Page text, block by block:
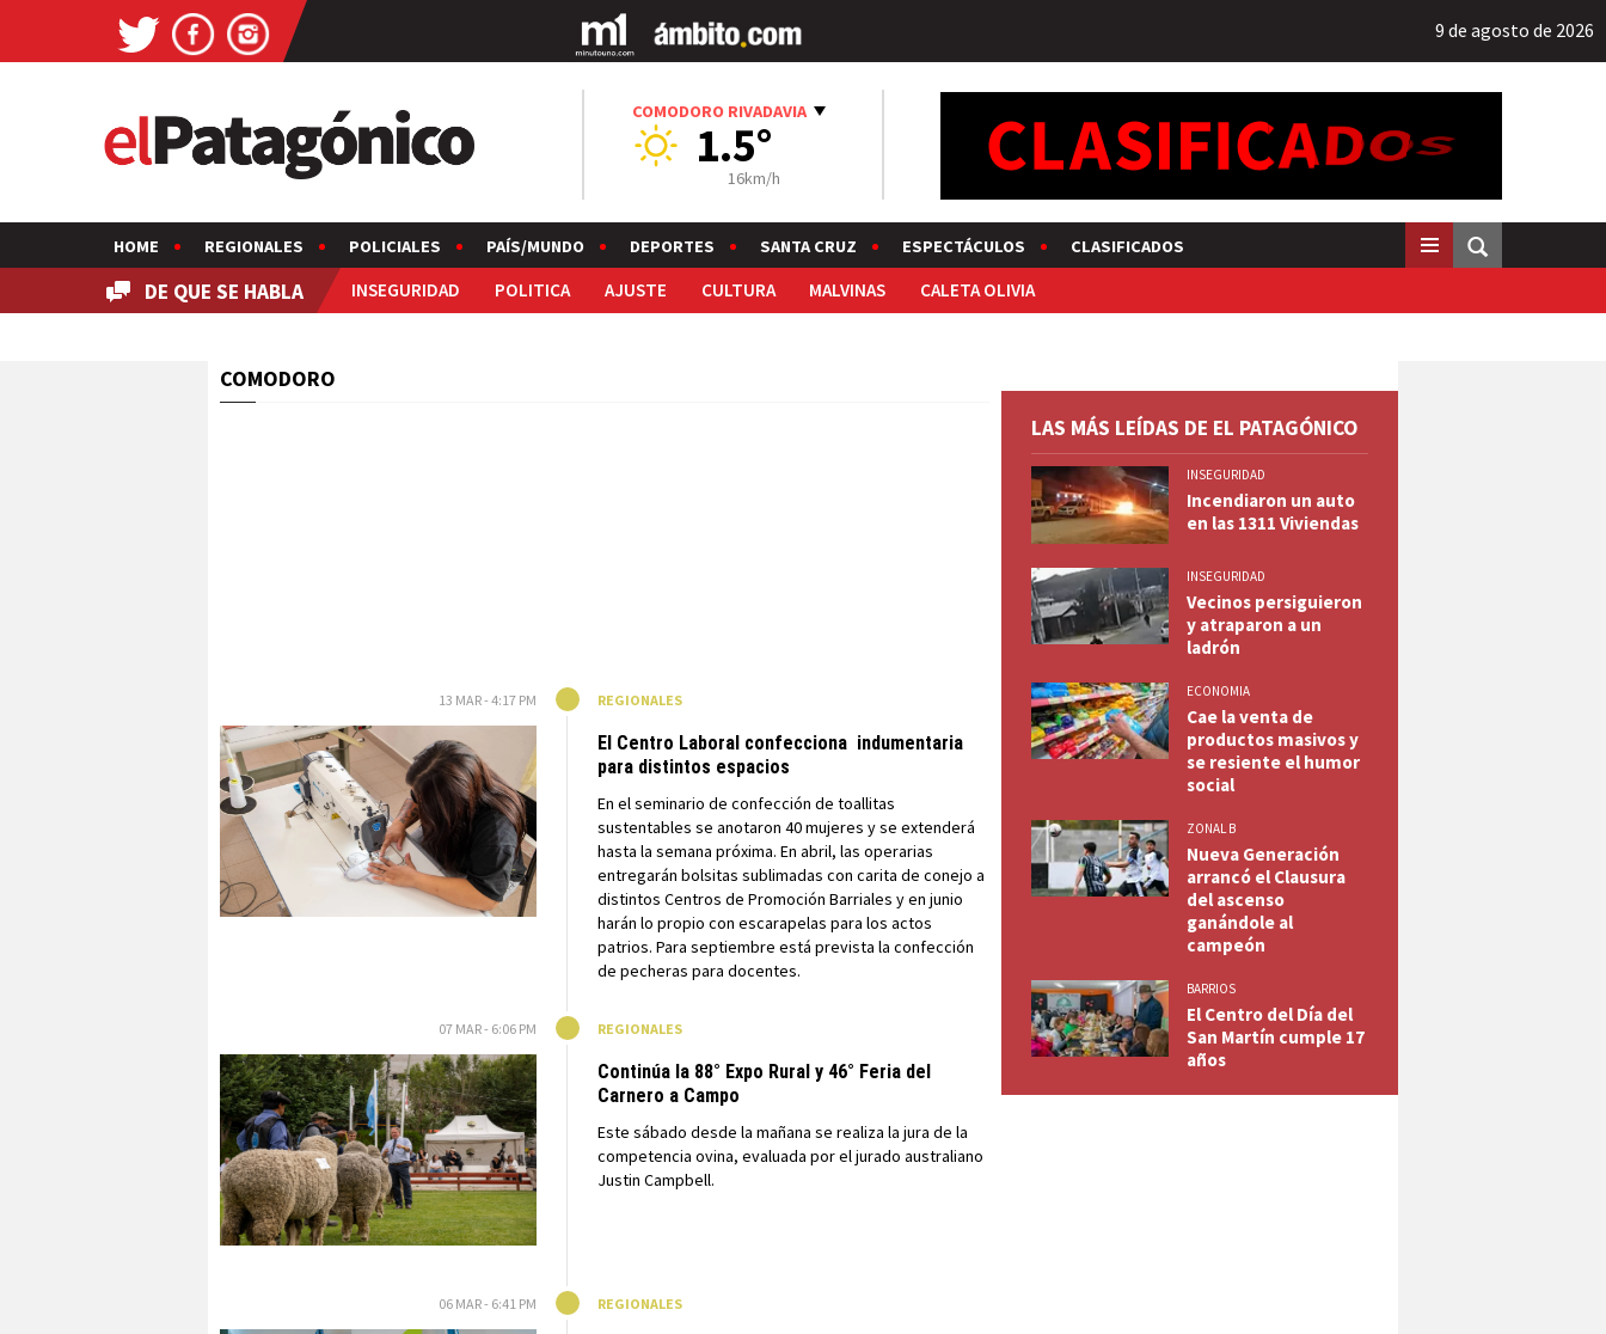
9 de agosto de 2026
COMODORO RIVADAVIA
1.5°
16km/h
HOME REGIONALES POLICIALES PAÍS/MUNDO DEPORTES SANTA CRUZ ESPECTÁCULOS CLASIFICADOS
DE QUE SE HABLA INSEGURIDAD POLITICA AJUSTE CULTURA MALVINAS CALETA OLIVIA
COMODORO
13 MAR - 4:17 PM REGIONALES
El Centro Laboral confecciona indumentaria
para distintos espacios
En el seminario de confección de toallitas
sustentables se anotaron 40 mujeres y se extenderá
hasta la semana próxima. En abril, las operarias
entregarán bolsitas sublimadas con carita de conejo a
distintos Centros de Promoción Barriales y en junio
harán lo propio con escarapelas para los actos
patrios. Para septiembre está prevista la confección
de pecheras para docentes.
07 MAR - 6:06 PM REGIONALES
Continúa la 88° Expo Rural y 46° Feria del
Carnero a Campo
Este sábado desde la mañana se realiza la jura de la
competencia ovina, evaluada por el jurado australiano
Justin Campbell.
06 MAR - 6:41 PM REGIONALES
LAS MÁS LEÍDAS DE EL PATAGÓNICO
INSEGURIDAD
Incendiaron un auto
en las 1311 Viviendas
INSEGURIDAD
Vecinos persiguieron
y atraparon a un
ladrón
ECONOMIA
Cae la venta de
productos masivos y
se resiente el humor
social
ZONAL B
Nueva Generación
arrancó el Clausura
del ascenso
ganándole al
campeón
BARRIOS
El Centro del Día del
San Martín cumple 17
años